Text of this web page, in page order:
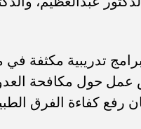
تدريبية مكثفة
عمل حول مكافحة
رفع كفاءة الفرق